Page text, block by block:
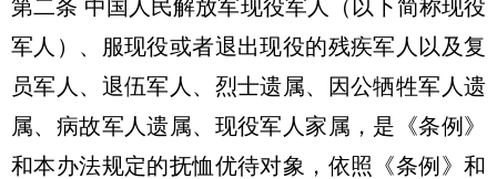
第二条 中国人民解放军现役军人（以下简称现役
军人）、服现役或者退出现役的残疾军人以及复
员军人、退伍军人、烈士遗属、因公牺牲军人遗
属、病故军人遗属、现役军人家属，是《条例》
和本办法规定的抚恤优待对象，依照《条例》和